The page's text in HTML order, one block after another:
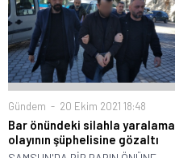
Gündem 20 Ekim 2021 18:48
Bar önündeki silahla yaralama
olayının şüphelisine gözaltı